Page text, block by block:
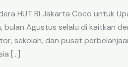
HUT RI Jakarta Coco untuk
Agustus selalu di kaitkan
sekolah, dan pusat
[…]